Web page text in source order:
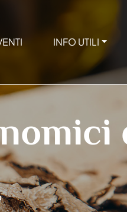
INFO UTILI